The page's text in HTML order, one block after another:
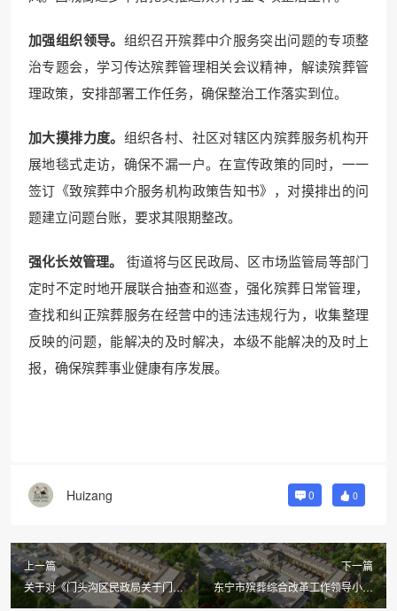
加强组织领导。 组织召开殡葬中介服务突出问题的专项整
治专题会，学习传达殡葬管理相关会议精神，解读殡葬管
理政策，安排部署工作任务，确保整治工作落实到位。
加大摸排力度。 组织各村、社区对辖区内殡葬服务机构开
展地毯式走访，确保不漏一户。在宣传政策的同时，一一
签订《致殡葬中介服务机构政策告知书》，对摸排出的问
题建立问题台账，要求其限期整改。
强化长效管理。
街道将与区民政局、区市场监管局等部门
定时不定时地开展联合抽查和巡查，强化殡葬日常管理，
查找和纠正殡葬服务在经营中的违法违规行为，收集整理
反映的问题，能解决的及时解决，本级不能解决的及时上
报，确保殡葬事业健康有序发展。
Huizang 0 0
上一篇
关于对《门头沟区民政局关于门头
沟区殡葬工作实施方案》公开征集
下一篇
东宁市殡葬综合改革工作领导小组
关于开展散埋乱葬整治工作的通告